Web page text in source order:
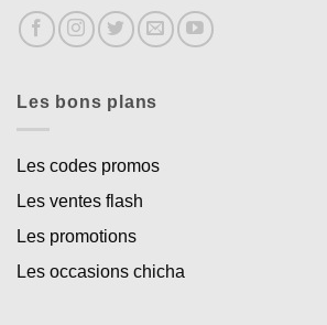
Les bons plans
Les codes promos
Les ventes flash
Les promotions
Les occasions chicha